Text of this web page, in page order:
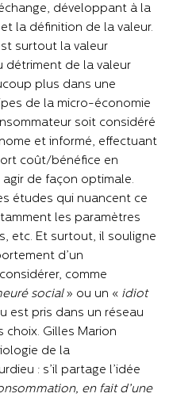
développant à la
la définition de la valeur.
surtout la valeur
détriment de la valeur
plus dans une
de la micro-économie
soit considéré
et informé, effectuant
coût/bénéfice en
de façon optimale.
études qui nuancent ce
les paramètres
etc. Et surtout, il souligne
d’un
comme
social» ou un « idiot
est pris dans un réseau
choix. Gilles Marion
de la
: s’il partage l’idée
en fait d’une